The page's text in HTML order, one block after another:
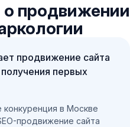
продвижении
продвижение сайта
первых
в Москве
продвижение сайта